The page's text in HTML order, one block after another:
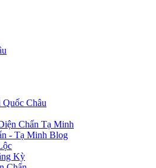
Châu
Chẩn Tạ Minh
- Tạ Minh Blog
Kỳ